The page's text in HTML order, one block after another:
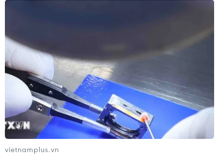
hữu nghị 50 năm Việt Nam-Thái Lan
06/08/2026 07:30
Nâng cấp Quảng Ninh, Bắc Ninh:
Tạo tiền đề phát triển văn hóa du lịch
địa phương
06/08/2026 07:30
vietnamplus.vn